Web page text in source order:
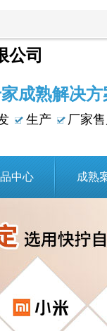
公司
成熟解决方
生产 厂家
中心 成熟